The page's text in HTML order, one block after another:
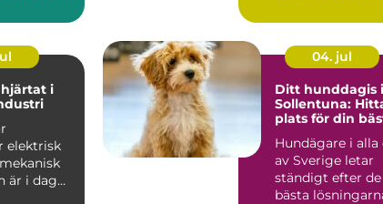
hjärtat i
elektrisk
är i dag
04. jul
Ditt hunddagis i
Sollentuna:
plats för din
Hundägare i alla
av Sverige letar
ständigt efter de
bästa